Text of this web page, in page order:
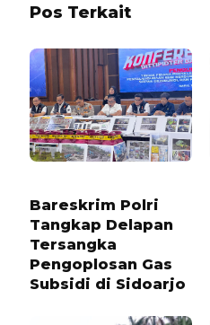
Pos Terkait
Bareskrim Polri
Tangkap Delapan
Tersangka
Pengoplosan Gas
Subsidi di Sidoarjo